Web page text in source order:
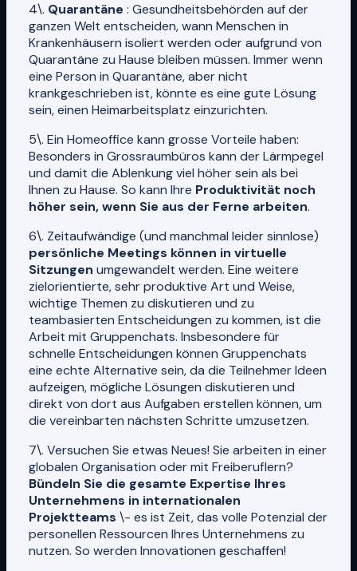
4\. Quarantäne : Gesundheitsbehörden auf der
ganzen Welt entscheiden, wann Menschen in
Krankenhäusern isoliert werden oder aufgrund von
Quarantäne zu Hause bleiben müssen. Immer wenn
eine Person in Quarantäne, aber nicht
krankgeschrieben ist, könnte es eine gute Lösung
sein, einen Heimarbeitsplatz einzurichten.
5\. Ein Homeoffice kann grosse Vorteile haben:
Besonders in Grossraumbüros kann der Lärmpegel
und damit die Ablenkung viel höher sein als bei
Ihnen zu Hause. So kann Ihre Produktivität noch
höher sein, wenn Sie aus der Ferne arbeiten.
6\. Zeitaufwändige (und manchmal leider sinnlose)
persönliche Meetings können in virtuelle
Sitzungen umgewandelt werden. Eine weitere
zielorientierte, sehr produktive Art und Weise,
wichtige Themen zu diskutieren und zu
teambasierten Entscheidungen zu kommen, ist die
Arbeit mit Gruppenchats. Insbesondere für
schnelle Entscheidungen können Gruppenchats
eine echte Alternative sein, da die Teilnehmer Ideen
aufzeigen, mögliche Lösungen diskutieren und
direkt von dort aus Aufgaben erstellen können, um
die vereinbarten nächsten Schritte umzusetzen.
7\. Versuchen Sie etwas Neues! Sie arbeiten in einer
globalen Organisation oder mit Freiberuflern?
Bündeln Sie die gesamte Expertise Ihres
Unternehmens in internationalen
Projektteams \- es ist Zeit, das volle Potenzial der
personellen Ressourcen Ihres Unternehmens zu
nutzen. So werden Innovationen geschaffen!